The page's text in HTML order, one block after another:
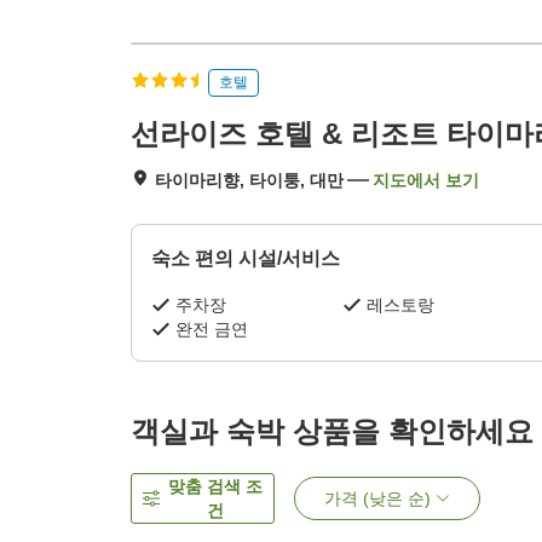
호텔
선라이즈 호텔 & 리조트 타이마
타이마리향, 타이퉁, 대만 지도에서 보기
숙소 편의 시설/서비스
주차장
레스토랑
완전 금연
객실과 숙박 상품을 확인하세요
맞춤 검색 조
건
가격 (낮은 순)